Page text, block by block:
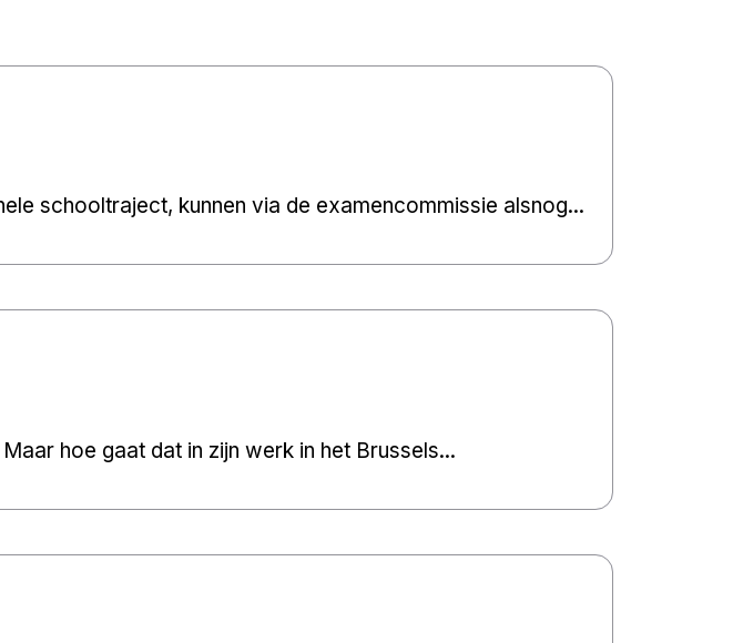
schooltraject, kunnen via de examencommissie alsnog...
hoe gaat dat in zijn werk in het Brussels...